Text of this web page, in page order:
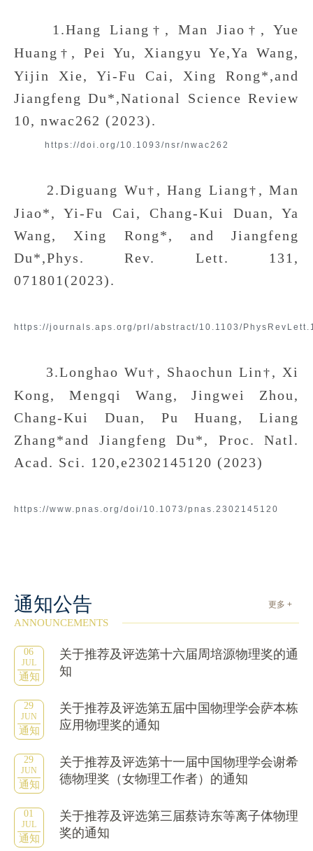
1.Hang Liang † , Man Jiao † , Yue
Huang † , Pei Yu, Xiangyu Ye,Ya Wang,
Yijin Xie, Yi-Fu Cai, Xing Rong*,and
Jiangfeng Du*,National Science Review
10, nwac262 (2023).
https://doi.org/10.1093/nsr/nwac262
2.Diguang Wu † , Hang Liang † , Man
Jiao*, Yi-Fu Cai, Chang-Kui Duan, Ya
Wang, Xing Rong*, and Jiangfeng
Du*,Phys. Rev. Lett. 131,
071801(2023).
https://journals.aps.org/prl/abstract/10.1103/
3.Longhao Wu † , Shaochun Lin † , Xi
Kong, Mengqi Wang, Jingwei Zhou,
Chang-Kui Duan, Pu Huang, Liang
Zhang*and Jiangfeng Du*, Proc. Natl.
Acad. Sci. 120,e2302145120 (2023)
https://www.pnas.org/doi/10.1073/pnas.2302145120
通知公告 更多 +
ANNOUNCEMENTS
06
JUL
通知
关于推荐及评选第十六届周培源物理奖的通
知
29
JUN
通知
关于推荐及评选第五届中国物理学会萨本栋
应用物理奖的通知
29
JUN
通知
关于推荐及评选第十一届中国物理学会谢希
德物理奖（女物理工作者）的通知
01
JUL
通知
关于推荐及评选第三届蔡诗东等离子体物理
奖的通知